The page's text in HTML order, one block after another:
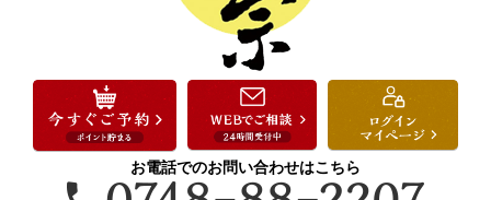
お電話でのお問い合わせはこちら
お祝い・ハレの日
法事・法要
接待・おもてなし